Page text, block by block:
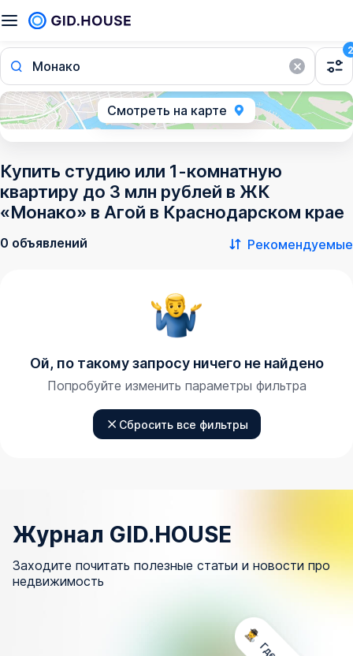
Монако
2
Смотреть на карте
Купить студию или 1-комнатную
квартиру до 3 млн рублей в ЖК
«Монако» в Агой в Краснодарском крае
0 объявлений Рекомендуемые
Ой, по такому запросу ничего не найдено
Попробуйте изменить параметры фильтра
Сбросить все фильтры
Журнал GID.HOUSE
Заходите почитать полезные статьи и новости про
недвижимость